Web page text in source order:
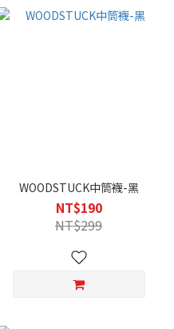
WOODSTUCK中筒襪-黑
NT$190
NT$299